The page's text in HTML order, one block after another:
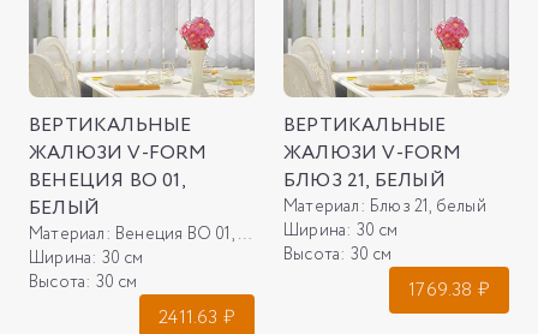
ВЕРТИКАЛЬНЫЕ
ЖАЛЮЗИ V-FORM
ВЕНЕЦИЯ ВО 01,
БЕЛЫЙ
Материал: Венеция ВО 01, белый
Ширина: 30 см
Высота: 30 см
2411.63 ₽
ВЕРТИКАЛЬНЫЕ
ЖАЛЮЗИ V-FORM
БЛЮЗ 21, БЕЛЫЙ
Материал: Блюз 21, белый
Ширина: 30 см
Высота: 30 см
1769.38 ₽